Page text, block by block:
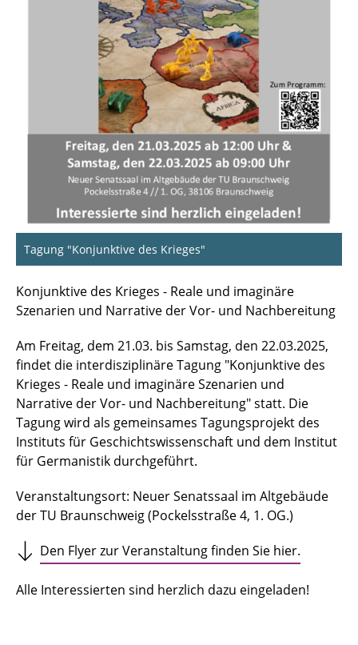
Tagung "Konjunktive des Krieges"
Konjunktive des Krieges - Reale und imaginäre
Szenarien und Narrative der Vor- und Nachbereitung
Am Freitag, dem 21.03. bis Samstag, den 22.03.2025,
findet die interdisziplinäre Tagung "Konjunktive des
Krieges - Reale und imaginäre Szenarien und
Narrative der Vor- und Nachbereitung" statt. Die
Tagung wird als gemeinsames Tagungsprojekt des
Instituts für Geschichtswissenschaft und dem Institut
für Germanistik durchgeführt.
Veranstaltungsort: Neuer Senatssaal im Altgebäude
der TU Braunschweig (Pockelsstraße 4, 1. OG.)
Den Flyer zur Veranstaltung finden Sie hier.
Alle Interessierten sind herzlich dazu eingeladen!